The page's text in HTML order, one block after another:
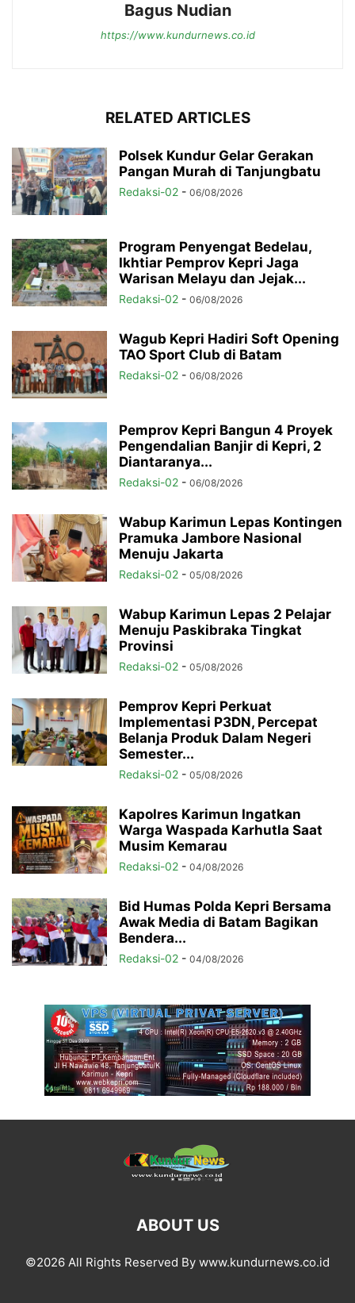
Bagus Nudian
https://www.kundurnews.co.id
RELATED ARTICLES
Polsek Kundur Gelar Gerakan
Pangan Murah di Tanjungbatu
Redaksi-02 - 06/08/2026
Program Penyengat Bedelau,
Ikhtiar Pemprov Kepri Jaga
Warisan Melayu dan Jejak...
Redaksi-02 - 06/08/2026
Wagub Kepri Hadiri Soft Opening
TAO Sport Club di Batam
Redaksi-02 - 06/08/2026
Pemprov Kepri Bangun 4 Proyek
Pengendalian Banjir di Kepri, 2
Diantaranya...
Redaksi-02 - 06/08/2026
Wabup Karimun Lepas Kontingen
Pramuka Jambore Nasional
Menuju Jakarta
Redaksi-02 - 05/08/2026
Wabup Karimun Lepas 2 Pelajar
Menuju Paskibraka Tingkat
Provinsi
Redaksi-02 - 05/08/2026
Pemprov Kepri Perkuat
Implementasi P3DN, Percepat
Belanja Produk Dalam Negeri
Semester...
Redaksi-02 - 05/08/2026
Kapolres Karimun Ingatkan
Warga Waspada Karhutla Saat
Musim Kemarau
Redaksi-02 - 04/08/2026
Bid Humas Polda Kepri Bersama
Awak Media di Batam Bagikan
Bendera...
Redaksi-02 - 04/08/2026
ABOUT US
©2026 All Rights Reserved By www.kundurnews.co.id